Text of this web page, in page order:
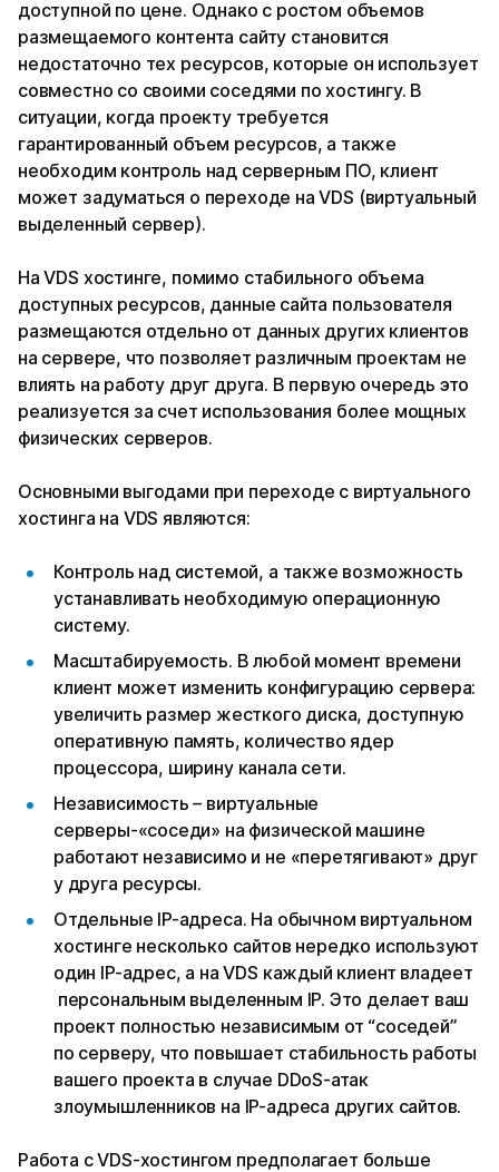
доступной по цене. Однако с ростом объемов
размещаемого контента сайту становится
недостаточно тех ресурсов, которые он использует
совместно со своими соседями по хостингу. В
ситуации, когда проекту требуется
гарантированный объем ресурсов, а также
необходим контроль над серверным ПО, клиент
может задуматься о переходе на VDS (виртуальный
выделенный сервер).
На VDS хостинге, помимо стабильного объема
доступных ресурсов, данные сайта пользователя
размещаются отдельно от данных других клиентов
на сервере, что позволяет различным проектам не
влиять на работу друг друга. В первую очередь это
реализуется за счет использования более мощных
физических серверов.
Основными выгодами при переходе с виртуального
хостинга на VDS являются:
Контроль над системой, а также возможность
устанавливать необходимую операционную
систему.
Масштабируемость. В любой момент времени
клиент может изменить конфигурацию сервера:
увеличить размер жесткого диска, доступную
оперативную память, количество ядер
процессора, ширину канала сети.
Независимость – виртуальные
серверы-«соседи» на физической машине
работают независимо и не «перетягивают» друг
у друга ресурсы.
Отдельные IP-адреса. На обычном виртуальном
хостинге несколько сайтов нередко используют
один IP-адрес, а на VDS каждый клиент владеет
персональным выделенным IP. Это делает ваш
проект полностью независимым от “соседей”
по серверу, что повышает стабильность работы
вашего проекта в случае DDoS-атак
злоумышленников на IP-адреса других сайтов.
Работа с VDS-хостингом предполагает больше